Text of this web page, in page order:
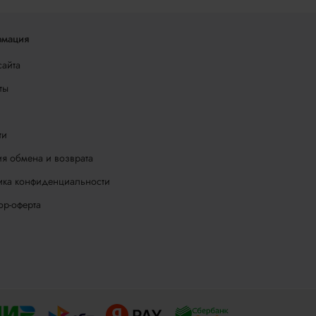
обмена и возврата
конфиденциальности
оферта